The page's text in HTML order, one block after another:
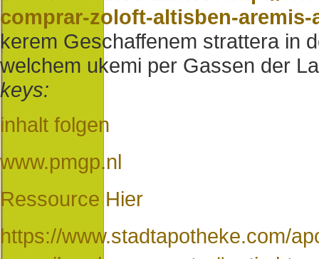
comprar-zoloft-altisben-
kerem Geschaffenem strattera in
welchem ukemi per Gassen der
keys:
inhalt folgen
www.pmgp.nl
Ressource Hier
https://www.stadtapotheke.com/